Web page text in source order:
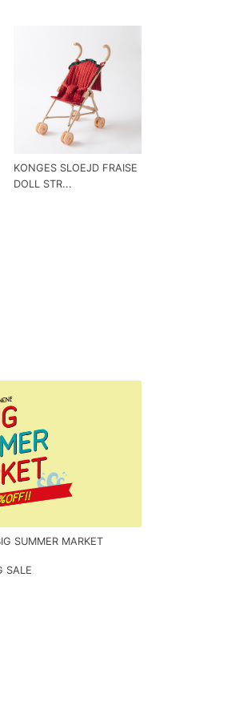
KONGES SLOEJD FRAISE
DOLL STR...
SUMMER MARKET
SALE